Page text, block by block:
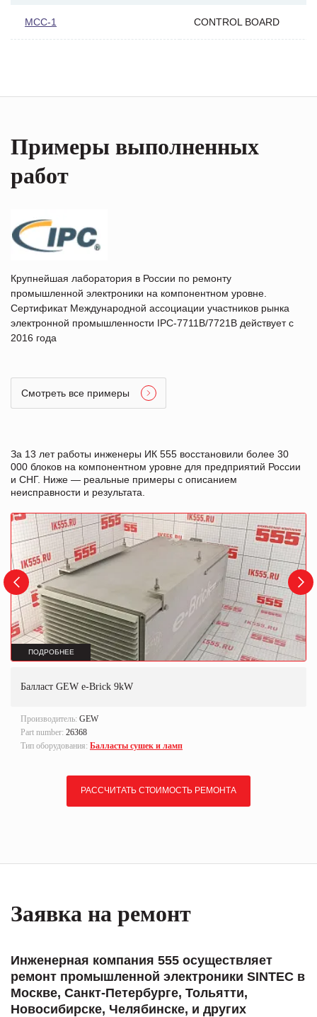
MCC-1 CONTROL BOARD
Примеры выполненных
работ
Крупнейшая лаборатория в России по ремонту
промышленной электроники на компонентном уровне.
Сертификат Международной ассоциации участников рынка
электронной промышленности IPC-7711B/7721B действует с
2016 года
Смотреть все примеры
За 13 лет работы инженеры ИК 555 восстановили более 30
000 блоков на компонентном уровне для предприятий России
и СНГ. Ниже — реальные примеры с описанием
неисправности и результата.
ПОДРОБНЕЕ
Балласт GEW e-Brick 9kW
Производитель: GEW
Part number: 26368
Тип оборудования: Балласты сушек и ламп
РАССЧИТАТЬ СТОИМОСТЬ РЕМОНТА
Заявка на ремонт
Инженерная компания 555 осуществляет
ремонт промышленной электроники SINTEC в
Москве, Санкт-Петербурге, Тольятти,
Новосибирске, Челябинске, и других